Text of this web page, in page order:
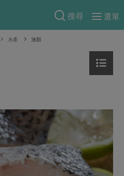
搜尋
選單
乳製品
一籃菜真心話
水產 漁類